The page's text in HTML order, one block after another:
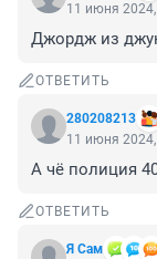
11 июня
Джордж из
ОТВЕТИТЬ
280208213
11 июня
А чё полиция
ОТВЕТИТЬ
Я Сам